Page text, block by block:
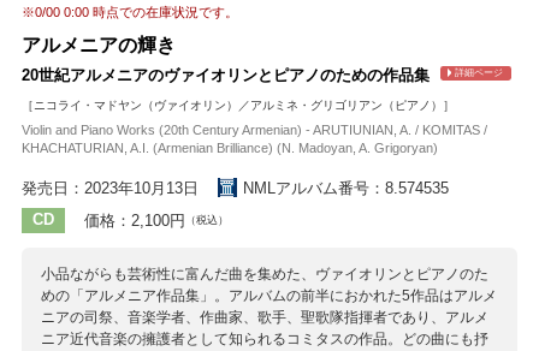
※0/00 0:00時点での在庫状況です。
アルメニアの輝き
20世紀アルメニアのヴァイオリンとピアノのための作品集 詳細ページ
［ニコライ・マドヤン（ヴァイオリン）／アルミネ・グリゴリアン（ピアノ）］
Violin and Piano Works (20th Century Armenian) - ARUTIUNIAN, A. / KOMITAS /
KHACHATURIAN, A.I. (Armenian Brilliance) (N. Madoyan, A. Grigoryan)
発売日：2023年10月13日
NMLアルバム番号：8.574535
CD
価格：2,100円 （税込）
小品ながらも芸術性に富んだ曲を集めた、ヴァイオリンとピアノのた
めの「アルメニア作品集」。アルバムの前半におかれた5作品はアルメ
ニアの司祭、音楽学者、作曲家、歌手、聖歌隊指揮者であり、アルメ
ニア近代音楽の擁護者として知られるコミタスの作品。どの曲にも抒